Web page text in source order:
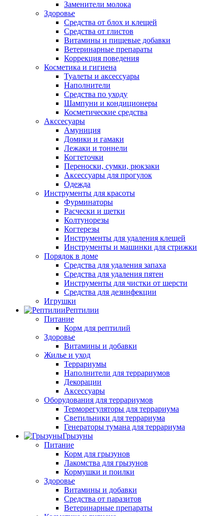
Заменители молока
Здоровье
Средства от блох и клещей
Средства от глистов
Витамины и пищевые добавки
Ветеринарные препараты
Коррекция поведения
Косметика и гигиена
Туалеты и аксессуары
Наполнители
Средства по уходу
Шампуни и кондиционеры
Косметические средства
Акссесуары
Амуниция
Домики и гамаки
Лежаки и тоннели
Когтеточки
Переноски, сумки, рюкзаки
Аксессуары для прогулок
Одежда
Инструменты для красоты
Фурминаторы
Расчески и щетки
Колтунорезы
Когтерезы
Инструменты для удаления клещей
Инструменты и машинки для стрижки
Порядок в доме
Средства для удаления запаха
Средства для удаления пятен
Инструменты для чистки от шерсти
Средства для дезинфекции
Игрушки
Рептилии
Питание
Корм для рептилий
Здоровье
Витамины и добавки
Жилье и уход
Террариумы
Наполнители для террариумов
Декорации
Аксессуары
Оборудования для террариумов
Терморегуляторы для террариума
Светильники для террариума
Генераторы тумана для террариума
Грызуны
Питание
Корм для грызунов
Лакомства для грызунов
Кормушки и поилки
Здоровье
Витамины и добавки
Средства от паразитов
Ветеринарные препараты